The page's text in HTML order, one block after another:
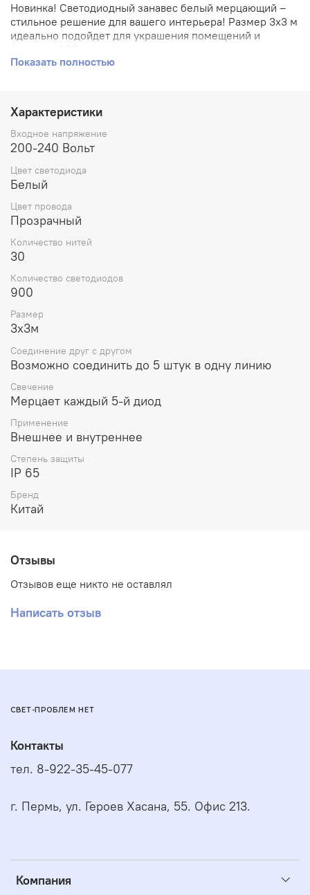
Новинка! Светодиодный занавес белый мерцающий –
стильное решение для вашего интерьера! Размер 3x3 м
идеально подойдет для украшения помещений и
атмосферу праздника благодаря эффектному мерцанию
использовать его как внутри, так и снаружи без
опасений. Легко соединяйте несколько изделий (до
пяти) в единую композицию, создавая уникальные
световые решения. Удобен монтаж, безопасная работа
Показать полностью
Характеристики
Входное напряжение
200-240 Вольт
Цвет светодиода
Белый
Цвет провода
Прозрачный
Количество нитей
30
Количество светодиодов
900
Размер
3х3м
Соединение друг с другом
Возможно соединить до 5 штук в одну линию
Свечение
Мерцает каждый 5-й диод
Применение
Внешнее и внутреннее
Степень защиты
IP 65
Бренд
Китай
Отзывы
Отзывов еще никто не оставлял
Написать отзыв
СВЕТ-ПРОБЛЕМ НЕТ
Компания
Контакты
тел. 8-922-35-45-077
г. Пермь, ул. Героев Хасана, 55. Офис 213.